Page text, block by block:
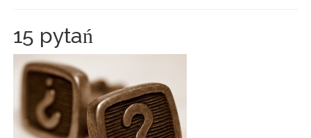
15 pytań